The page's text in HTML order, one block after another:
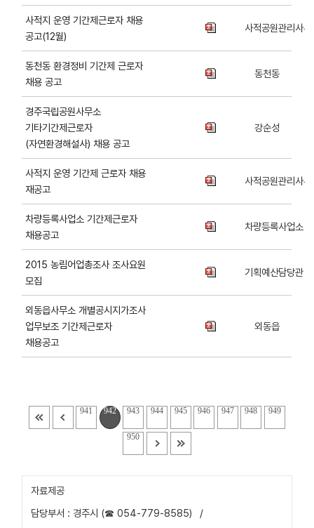
사적지 운영 기간제근로자 채용
공고(12월)
사적공원관리사무
동천동 환경정비 기간제 근로자
채용 공고
동천동
경주국립공원사무소
기타기간제근로자
(자연환경해설사) 채용 공고
강순성
사적지 운영 기간제 근로자 채용
재공고
사적공원관리사무
차량등록사업소 기간제근로자
채용공고
차량등록사업소
2015 농림어업총조사 조사요원
모집
기획예산담당관
외동읍사무소 개별공시지가조사
업무보조 기간제근로자
채용공고
외동읍
941 942 943 944 945 946 947 948 949
950
자료제공
담당부서 : 경주시 (☎ 054-779-8585)
/